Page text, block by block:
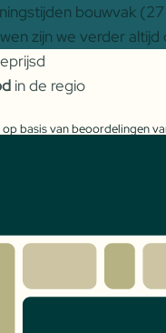
bouwvak
zijn we verder
in de regio
basis van beoordelingen